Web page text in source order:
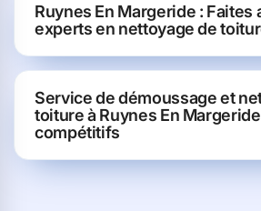
Ruynes En Margeride : Faites
experts en nettoyage de
Service de démoussage et
toiture à Ruynes En
compétitifs